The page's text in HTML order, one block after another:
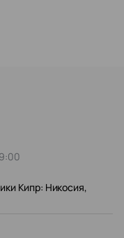
Кипр: Никосия,